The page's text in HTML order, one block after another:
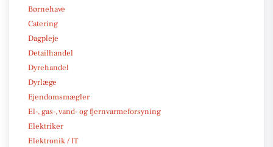
Børnehave
Catering
Dagpleje
Detailhandel
Dyrehandel
Dyrlæge
Ejendomsmægler
El-, gas-, vand- og fjernvarmeforsyning
Elektriker
Elektronik / IT